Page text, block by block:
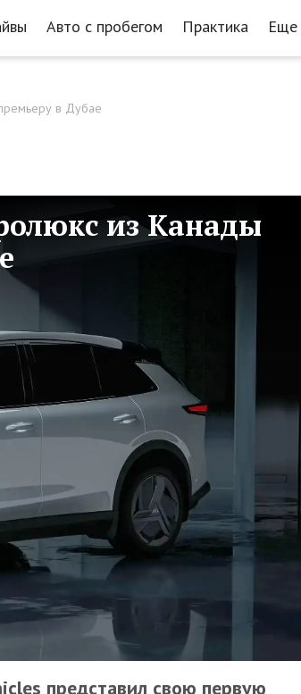
Авто с пробегом Практика Еще
в Дубае
из Канады
представил свою первую